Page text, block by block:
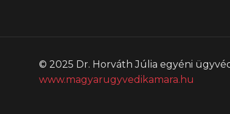
© 2025 Dr. Horváth Júlia egyéni
www.magyarugyvedikamara.hu